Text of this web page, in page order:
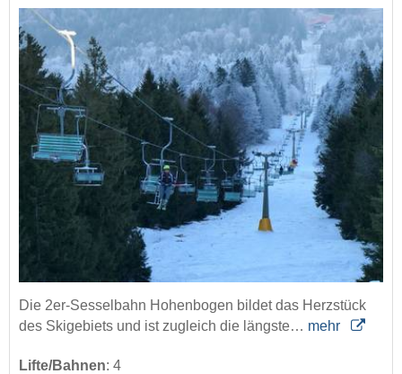
Die 2er-Sesselbahn Hohenbogen bildet das Herzstück
des Skigebiets und ist zugleich die längste… mehr
Lifte/Bahnen: 4